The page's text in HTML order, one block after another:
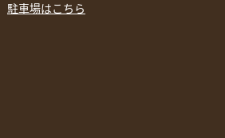
駐車場はこちら